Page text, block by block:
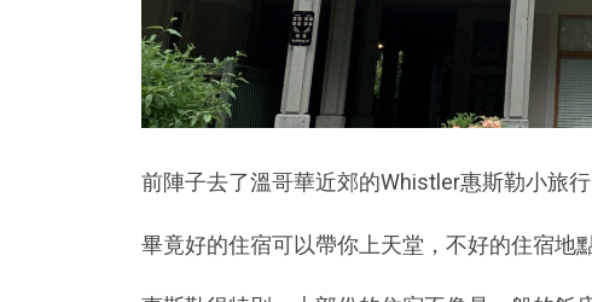
前陣子去了溫哥華近郊的Whistler惠斯勒小旅
畢竟好的住宿可以帶你上天堂，不好的住宿地